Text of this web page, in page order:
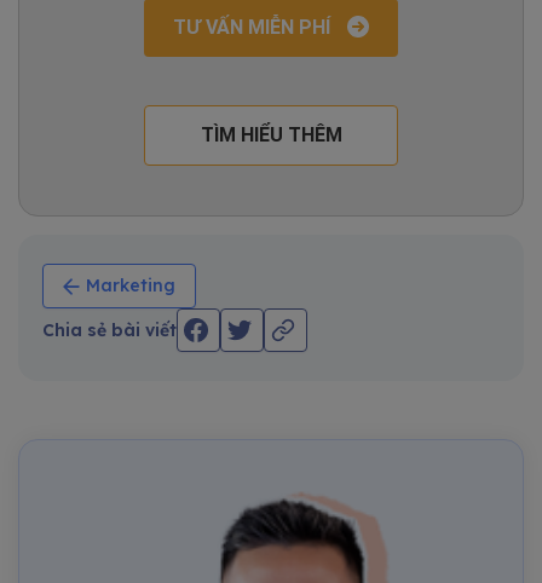
TƯ VẤN MIỄN PHÍ
TÌM HIỂU THÊM
Marketing
Chia sẻ bài viết